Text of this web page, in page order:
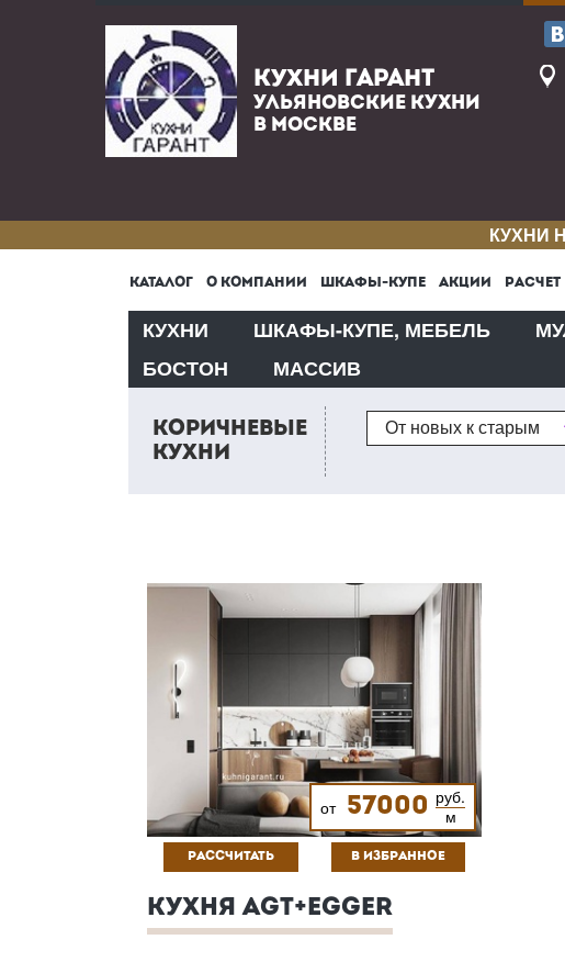
КУХНИ ГАРАНТ
УЛЬЯНОВСКИЕ КУХНИ
В МОСКВЕ
КУХНИ
КАТАЛОГ О КОМПАНИИ ШКАФЫ-КУПЕ АКЦИИ РАСЧЕТ
КУХНИ ШКАФЫ-КУПЕ, МЕБЕЛЬ
БОСТОН
МАССИВ
КОРИЧНЕВЫЕ
КУХНИ
Сортировка
От новых к старым
от 57000 руб.
м
РАССЧИТАТЬ В ИЗБРАННОЕ
КУХНЯ AGT+EGGER